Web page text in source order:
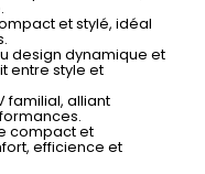
et stylé, idéal
design dynamique et
entre style et
familial, alliant
compact et
efficience et